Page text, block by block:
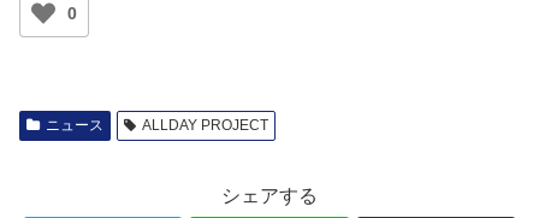
0
ニュース ALLDAY PROJECT
シェアする